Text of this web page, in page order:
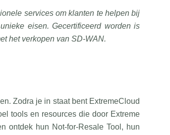
services om klanten te helpen bij
eisen. Gecertificeerd worden is
het verkopen van SD-WAN.
Zodra je in staat bent ExtremeCloud
tools en resources die door Extreme
ontdek hun Not-for-Resale Tool, hun